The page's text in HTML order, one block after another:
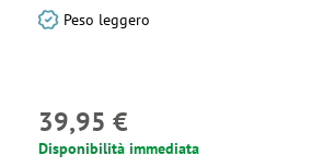
Peso leggero
39,95 €
Disponibilità immediata